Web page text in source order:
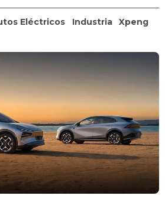
Eléctricos Industria
Xpeng